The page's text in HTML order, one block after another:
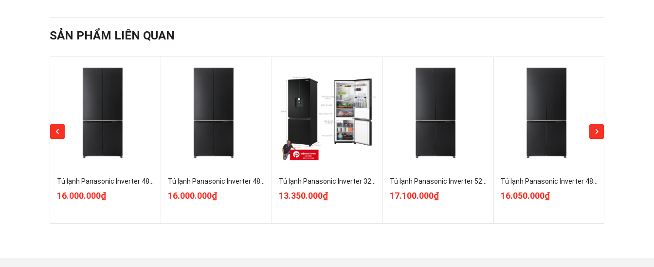
công nghệ Panorama
có công nghệ làm lạnh vòng cung Panorama, có khả năng làm lạnh đa chiều
các luồng khí lạnh đi nhanh và đồng đều khắp các ngóc ngách trong tủ. Vì vậy, khi ngăn tủ chứa đầy thực phẩm thì
vẫn được bảo quản bằng khí lạnh phù hợp, giúp thực phẩm luôn được bảo quản tốt.
SẢN PHẨM LIÊN QUAN
Tủ lạnh Panasonic Inverter 487 lít Multi Door NR-XZ550CWKV Điện Máy Pro Hà Nội Giá Rẻ Nhất
16.000.000₫
Tủ lạnh Panasonic Inverter 487 lít Multi Door NR-XZ550CWKV Kho Điện Máy Pro Giá Rẻ Nhất
16.000.000₫
Tủ lạnh Panasonic Inverter 325 lít NR-BV361GPKV ĐIện Máy Pro Giá Rẻ Nhất
13.350.000₫
Tủ lạnh Panasonic Inverter 525 lít Multi Door NR-XZ590CWKV Giá Rẻ Nhất
17.100.000₫
Tủ lạnh Panasonic Inverter 487 lít Multi Door NR-XZ550CWKV Kho Điện Máy Pro Hà Nội Giá Rẻ Nhất
16.050.000₫